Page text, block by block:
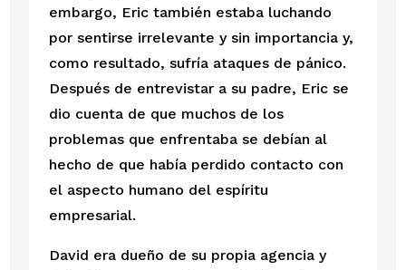
embargo, Eric también estaba luchando
por sentirse irrelevante y sin importancia y,
como resultado, sufría ataques de pánico.
Después de entrevistar a su padre, Eric se
dio cuenta de que muchos de los
problemas que enfrentaba se debían al
hecho de que había perdido contacto con
el aspecto humano del espíritu
empresarial.
David era dueño de su propia agencia y